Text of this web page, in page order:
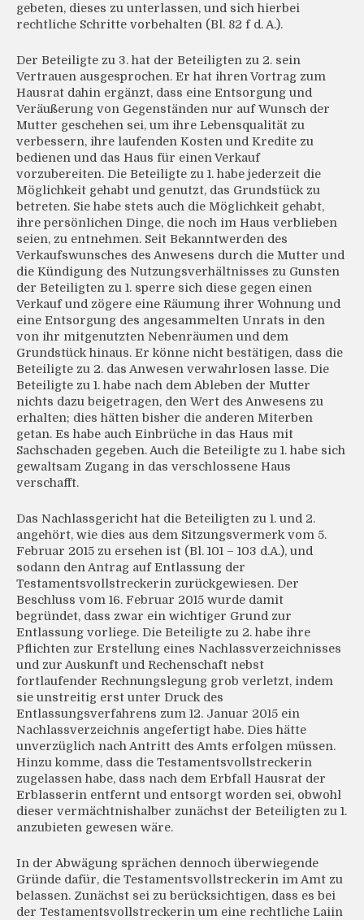
gebeten, dieses zu unterlassen, und sich hierbei
rechtliche Schritte vorbehalten (Bl. 82 f d. A.).
Der Beteiligte zu 3. hat der Beteiligten zu 2. sein
Vertrauen ausgesprochen. Er hat ihren Vortrag zum
Hausrat dahin ergänzt, dass eine Entsorgung und
Veräußerung von Gegenständen nur auf Wunsch der
Mutter geschehen sei, um ihre Lebensqualität zu
verbessern, ihre laufenden Kosten und Kredite zu
bedienen und das Haus für einen Verkauf
vorzubereiten. Die Beteiligte zu 1. habe jederzeit die
Möglichkeit gehabt und genutzt, das Grundstück zu
betreten. Sie habe stets auch die Möglichkeit gehabt,
ihre persönlichen Dinge, die noch im Haus verblieben
seien, zu entnehmen. Seit Bekanntwerden des
Verkaufswunsches des Anwesens durch die Mutter und
die Kündigung des Nutzungsverhältnisses zu Gunsten
der Beteiligten zu 1. sperre sich diese gegen einen
Verkauf und zögere eine Räumung ihrer Wohnung und
eine Entsorgung des angesammelten Unrats in den
von ihr mitgenutzten Nebenräumen und dem
Grundstück hinaus. Er könne nicht bestätigen, dass die
Beteiligte zu 2. das Anwesen verwahrlosen lasse. Die
Beteiligte zu 1. habe nach dem Ableben der Mutter
nichts dazu beigetragen, den Wert des Anwesens zu
erhalten; dies hätten bisher die anderen Miterben
getan. Es habe auch Einbrüche in das Haus mit
Sachschaden gegeben. Auch die Beteiligte zu 1. habe sich
gewaltsam Zugang in das verschlossene Haus
verschafft.
Das Nachlassgericht hat die Beteiligten zu 1. und 2.
angehört, wie dies aus dem Sitzungsvermerk vom 5.
Februar 2015 zu ersehen ist (Bl. 101 – 103 d.A.), und
sodann den Antrag auf Entlassung der
Testamentsvollstreckerin zurückgewiesen. Der
Beschluss vom 16. Februar 2015 wurde damit
begründet, dass zwar ein wichtiger Grund zur
Entlassung vorliege. Die Beteiligte zu 2. habe ihre
Pflichten zur Erstellung eines Nachlassverzeichnisses
und zur Auskunft und Rechenschaft nebst
fortlaufender Rechnungslegung grob verletzt, indem
sie unstreitig erst unter Druck des
Entlassungsverfahrens zum 12. Januar 2015 ein
Nachlassverzeichnis angefertigt habe. Dies hätte
unverzüglich nach Antritt des Amts erfolgen müssen.
Hinzu komme, dass die Testamentsvollstreckerin
zugelassen habe, dass nach dem Erbfall Hausrat der
Erblasserin entfernt und entsorgt worden sei, obwohl
dieser vermächtnishalber zunächst der Beteiligten zu 1.
anzubieten gewesen wäre.
In der Abwägung sprächen dennoch überwiegende
Gründe dafür, die Testamentsvollstreckerin im Amt zu
belassen. Zunächst sei zu berücksichtigen, dass es bei
der Testamentsvollstreckerin um eine rechtliche Laiin